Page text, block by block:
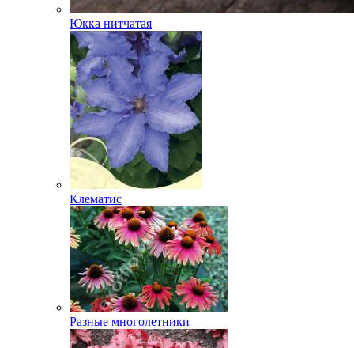
Юкка нитчатая
Клематис
Разные многолетники